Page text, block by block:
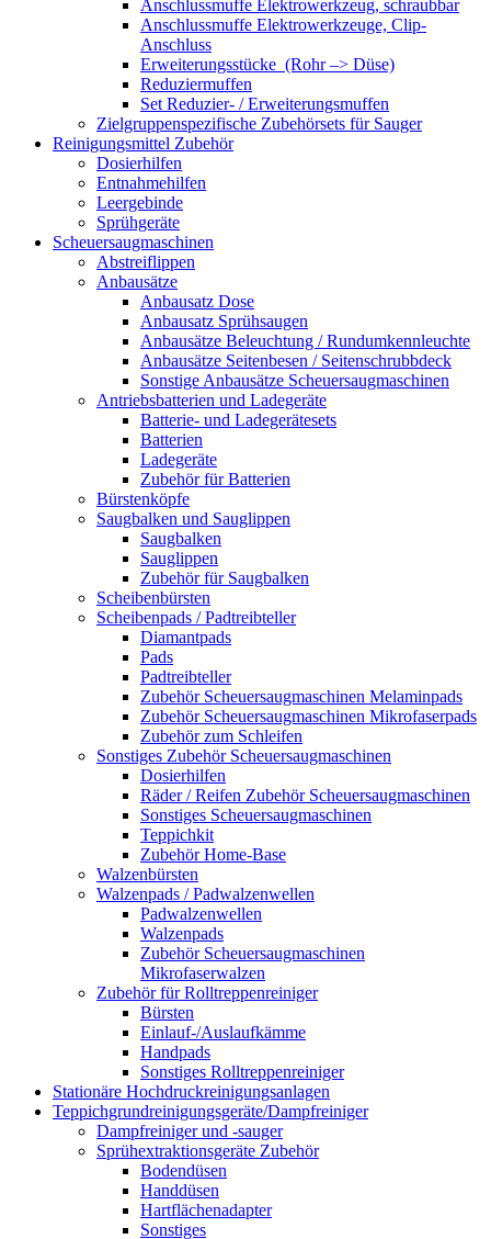
Anschlussmuffe Elektrowerkzeug, schraubbar
Anschlussmuffe Elektrowerkzeuge, Clip-
Anschluss
Erweiterungsstücke (Rohr –> Düse)
Reduziermuffen
Set Reduzier- / Erweiterungsmuffen
Zielgruppenspezifische Zubehörsets für Sauger
Reinigungsmittel Zubehör
Dosierhilfen
Entnahmehilfen
Leergebinde
Sprühgeräte
Scheuersaugmaschinen
Abstreiflippen
Anbausätze
Anbausatz Dose
Anbausatz Sprühsaugen
Anbausätze Beleuchtung / Rundumkennleuchte
Anbausätze Seitenbesen / Seitenschrubbdeck
Sonstige Anbausätze Scheuersaugmaschinen
Antriebsbatterien und Ladegeräte
Batterie- und Ladegerätesets
Batterien
Ladegeräte
Zubehör für Batterien
Bürstenköpfe
Saugbalken und Sauglippen
Saugbalken
Sauglippen
Zubehör für Saugbalken
Scheibenbürsten
Scheibenpads / Padtreibteller
Diamantpads
Pads
Padtreibteller
Zubehör Scheuersaugmaschinen Melaminpads
Zubehör Scheuersaugmaschinen Mikrofaserpads
Zubehör zum Schleifen
Sonstiges Zubehör Scheuersaugmaschinen
Dosierhilfen
Räder / Reifen Zubehör Scheuersaugmaschinen
Sonstiges Scheuersaugmaschinen
Teppichkit
Zubehör Home-Base
Walzenbürsten
Walzenpads / Padwalzenwellen
Padwalzenwellen
Walzenpads
Zubehör Scheuersaugmaschinen
Mikrofaserwalzen
Zubehör für Rolltreppenreiniger
Bürsten
Einlauf-/Auslaufkämme
Handpads
Sonstiges Rolltreppenreiniger
Stationäre Hochdruckreinigungsanlagen
Teppichgrundreinigungsgeräte/Dampfreiniger
Dampfreiniger und -sauger
Sprühextraktionsgeräte Zubehör
Bodendüsen
Handdüsen
Hartflächenadapter
Sonstiges